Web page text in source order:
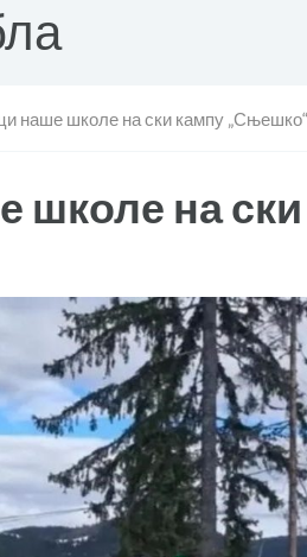
наше школе на ски кампу „Сњешко“
школе на